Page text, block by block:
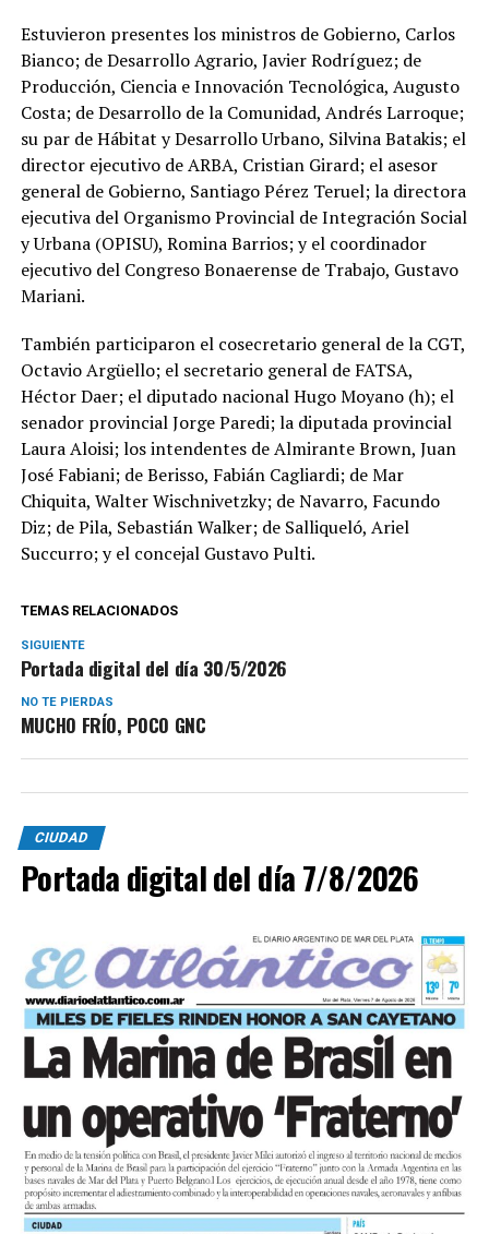
Estuvieron presentes los ministros de Gobierno, Carlos
Bianco; de Desarrollo Agrario, Javier Rodríguez; de
Producción, Ciencia e Innovación Tecnológica, Augusto
Costa; de Desarrollo de la Comunidad, Andrés Larroque;
su par de Hábitat y Desarrollo Urbano, Silvina Batakis; el
director ejecutivo de ARBA, Cristian Girard; el asesor
general de Gobierno, Santiago Pérez Teruel; la directora
ejecutiva del Organismo Provincial de Integración Social
y Urbana (OPISU), Romina Barrios; y el coordinador
ejecutivo del Congreso Bonaerense de Trabajo, Gustavo
Mariani.
También participaron el cosecretario general de la CGT,
Octavio Argüello; el secretario general de FATSA,
Héctor Daer; el diputado nacional Hugo Moyano (h); el
senador provincial Jorge Paredi; la diputada provincial
Laura Aloisi; los intendentes de Almirante Brown, Juan
José Fabiani; de Berisso, Fabián Cagliardi; de Mar
Chiquita, Walter Wischnivetzky; de Navarro, Facundo
Diz; de Pila, Sebastián Walker; de Salliqueló, Ariel
Succurro; y el concejal Gustavo Pulti.
TEMAS RELACIONADOS
SIGUIENTE
Portada digital del día 30/5/2026
NO TE PIERDAS
MUCHO FRÍO, POCO GNC
CIUDAD
Portada digital del día 7/8/2026